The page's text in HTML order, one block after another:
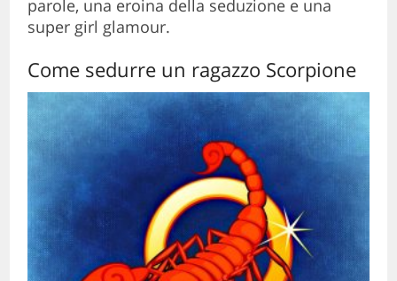
parole, una eroina della seduzione e una
super girl glamour.
Come sedurre un ragazzo Scorpione